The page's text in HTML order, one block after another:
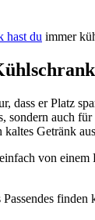
hast du immer
dass er Platz
auch
kaltes Getränk
von